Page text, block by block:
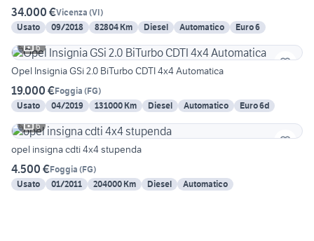
34.000 €Vicenza (VI)
Usato
09/2018 82804 Km Diesel Automatico
Euro 6
6
Opel Insignia GSi 2.0 BiTurbo CDTI 4x4 Automatica
19.000 €Foggia (FG)
Usato
04/2019 131000 Km Diesel Automatico
Euro 6d
6
opel insigna cdti 4x4 stupenda
4.500 €Foggia (FG)
Usato
01/2011 204000 Km Diesel Automatico